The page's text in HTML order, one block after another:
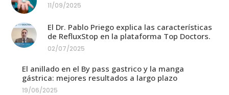
11/09/2025
El Dr. Pablo Priego explica las características
de RefluxStop en la plataforma Top Doctors.
02/07/2025
El anillado en el By pass gastrico y la manga
gástrica: mejores resultados a largo plazo
19/06/2025